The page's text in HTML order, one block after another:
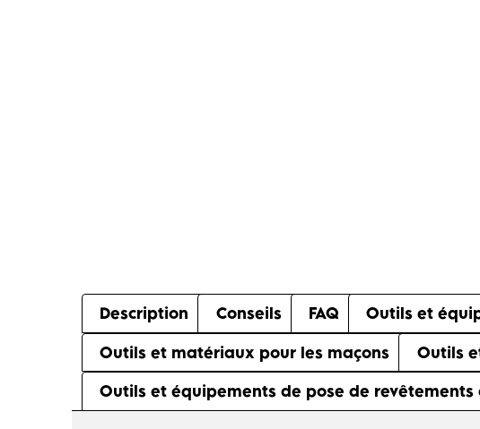
Description Conseils FAQ Outils et
Outils et matériaux pour les maçons
Outils
Outils et équipements de pose de revêtements